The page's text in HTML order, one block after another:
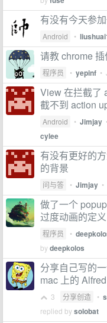
有没有今天参
Android •
请教 chrome
程序员 • yepinf •
View 在拦截了
截不到 action
Android • Jimjay
cylee
有没有更好的
的背景
问与答 • Jimjay •
做了一个
过度动画的定义
程序员 •
bydeepkolos
分享自己写的
mac 上的 Alfred
3 分享创造 •
replied bysolobat